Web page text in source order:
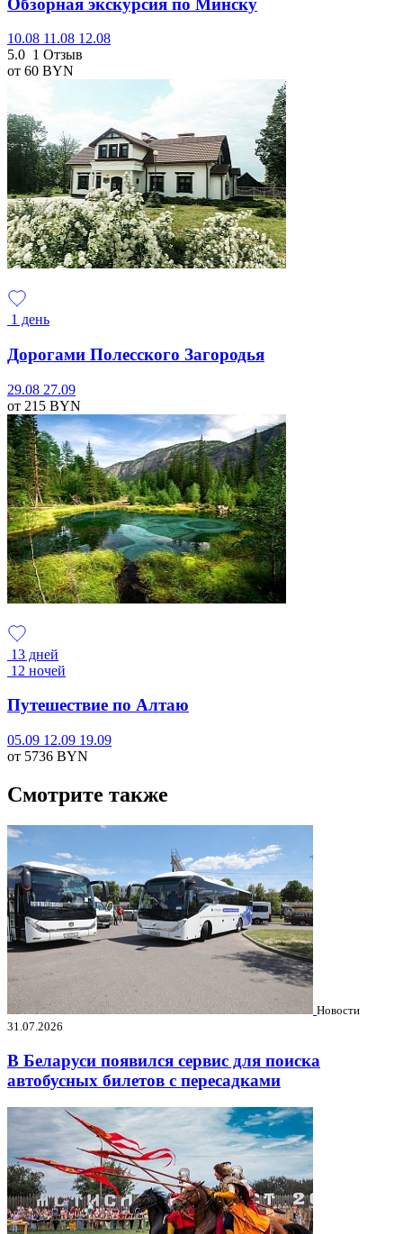
10.08 11.08 12.08
5.0 1 Отзыв
от 60 BYN
1 день
Дорогами Полесского Загородья
29.08 27.09
от 215 BYN
13 дней
12 ночей
Путешествие по Алтаю
05.09 12.09 19.09
от 5736 BYN
Смотрите также
Новости
31.07.2026
В Беларуси появился сервис для поиска
автобусных билетов с пересадками